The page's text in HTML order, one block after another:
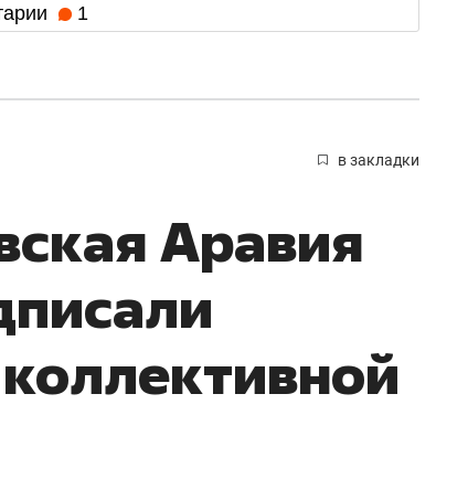
1
в закладки
Аравия